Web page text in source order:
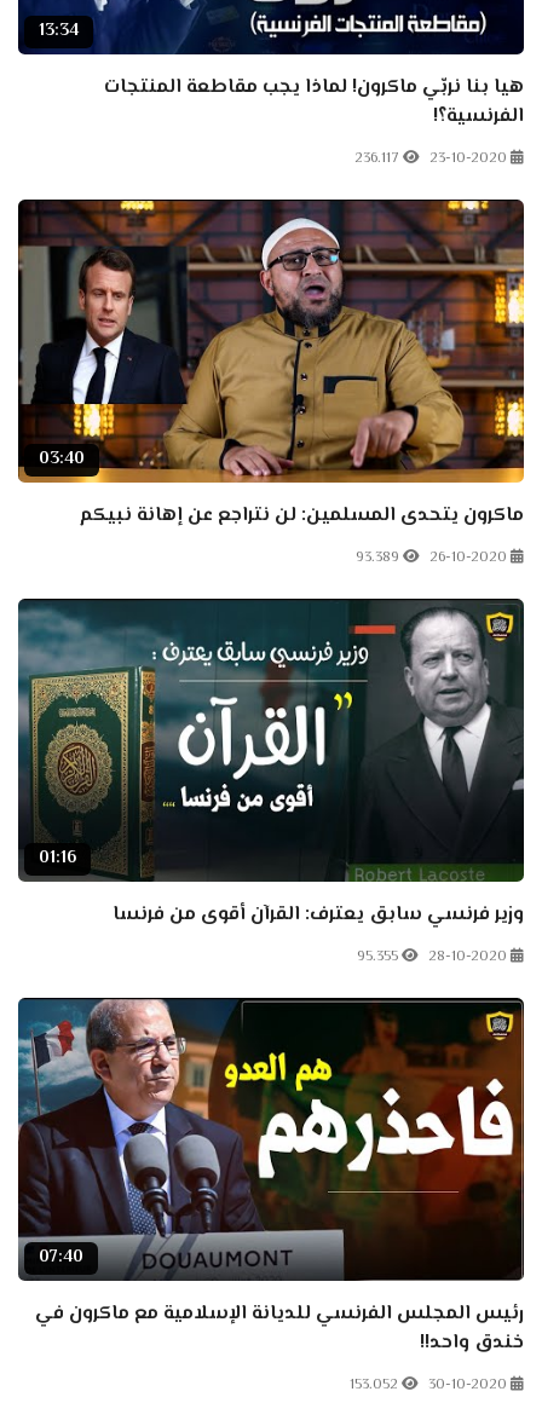
13:34
هيا بنا نربّي ماكرون! لماذا يجب مقاطعة المنتجات
الفرنسية؟!
23-10-2020
236.117
03:40
ماكرون يتحدى المسلمين: لن نتراجع عن إهانة نبيكم
26-10-2020
93.389
01:16
وزير فرنسي سابق يعترف: القرآن أقوى من فرنسا
28-10-2020
95.355
07:40
رئيس المجلس الفرنسي للديانة الإسلامية مع ماكرون في
خندق واحد!!
30-10-2020
153.052